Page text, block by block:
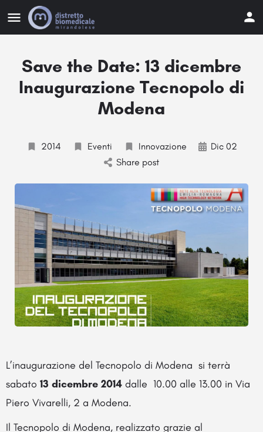
Save the Date: 13 dicembre
Inaugurazione Tecnopolo di
Modena
2014 Eventi Innovazione
Dic 02
Share post
L’inaugurazione del Tecnopolo di Modena si terrà
sabato 13 dicembre 2014 dalle 10.00 alle 13.00 in Via
Piero Vivarelli, 2 a Modena.
Il Tecnopolo di Modena, realizzato grazie al